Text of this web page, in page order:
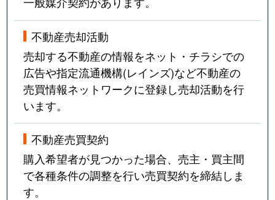
不動産売却活動
売却する不動産の情報をネット・チラシでの
広告や指定流通機構(レインズ)など不動産の
売買情報ネットワークに登録し売却活動を行
います。
不動産売買契約
購入希望者が見つかった場合、売主・買主間
で各種条件の調整を行い売買契約を締結しま
す。